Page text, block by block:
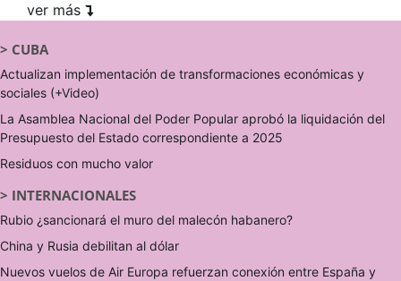
ver más
> CUBA
Actualizan implementación de transformaciones económicas y
sociales (+Video)
La Asamblea Nacional del Poder Popular aprobó la liquidación del
Presupuesto del Estado correspondiente a 2025
Residuos con mucho valor
> INTERNACIONALES
Rubio ¿sancionará el muro del malecón habanero?
China y Rusia debilitan al dólar
Nuevos vuelos de Air Europa refuerzan conexión entre España y